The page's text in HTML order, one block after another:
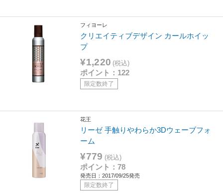
フィヨーレ
クリエイティブデザイン カールホイッ
プ
¥1,220 (税込)
ポイント：122
限定数終了
花王
リーゼ 手触りやわらか3Dウェーブフォ
ーム
¥779 (税込)
ポイント：78
発売日：2017/09/25発売
限定数終了